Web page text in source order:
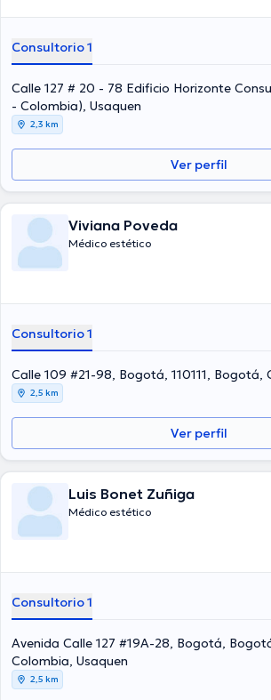
Consultorio 1
Calle 127 # 20 - 78 Edificio Horizonte
- Colombia), Usaquen
2,3 km
Ver perfil
Viviana Poveda
Médico estético
Consultorio 1
Calle 109 #21-98, Bogotá, 110111, Bogotá,
2,5 km
Ver perfil
Luis Bonet Zuñiga
Médico estético
Consultorio 1
Avenida Calle 127 #19A-28, Bogotá,
Colombia, Usaquen
2,5 km